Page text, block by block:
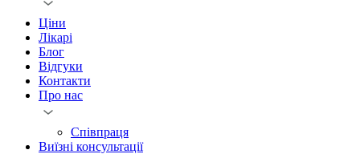
Ціни
Лікарі
Блог
Відгуки
Контакти
Про нас
Співпраця
Виїзні консультації